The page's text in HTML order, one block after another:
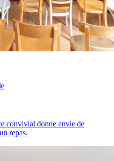
convivial donne envie de
repas.